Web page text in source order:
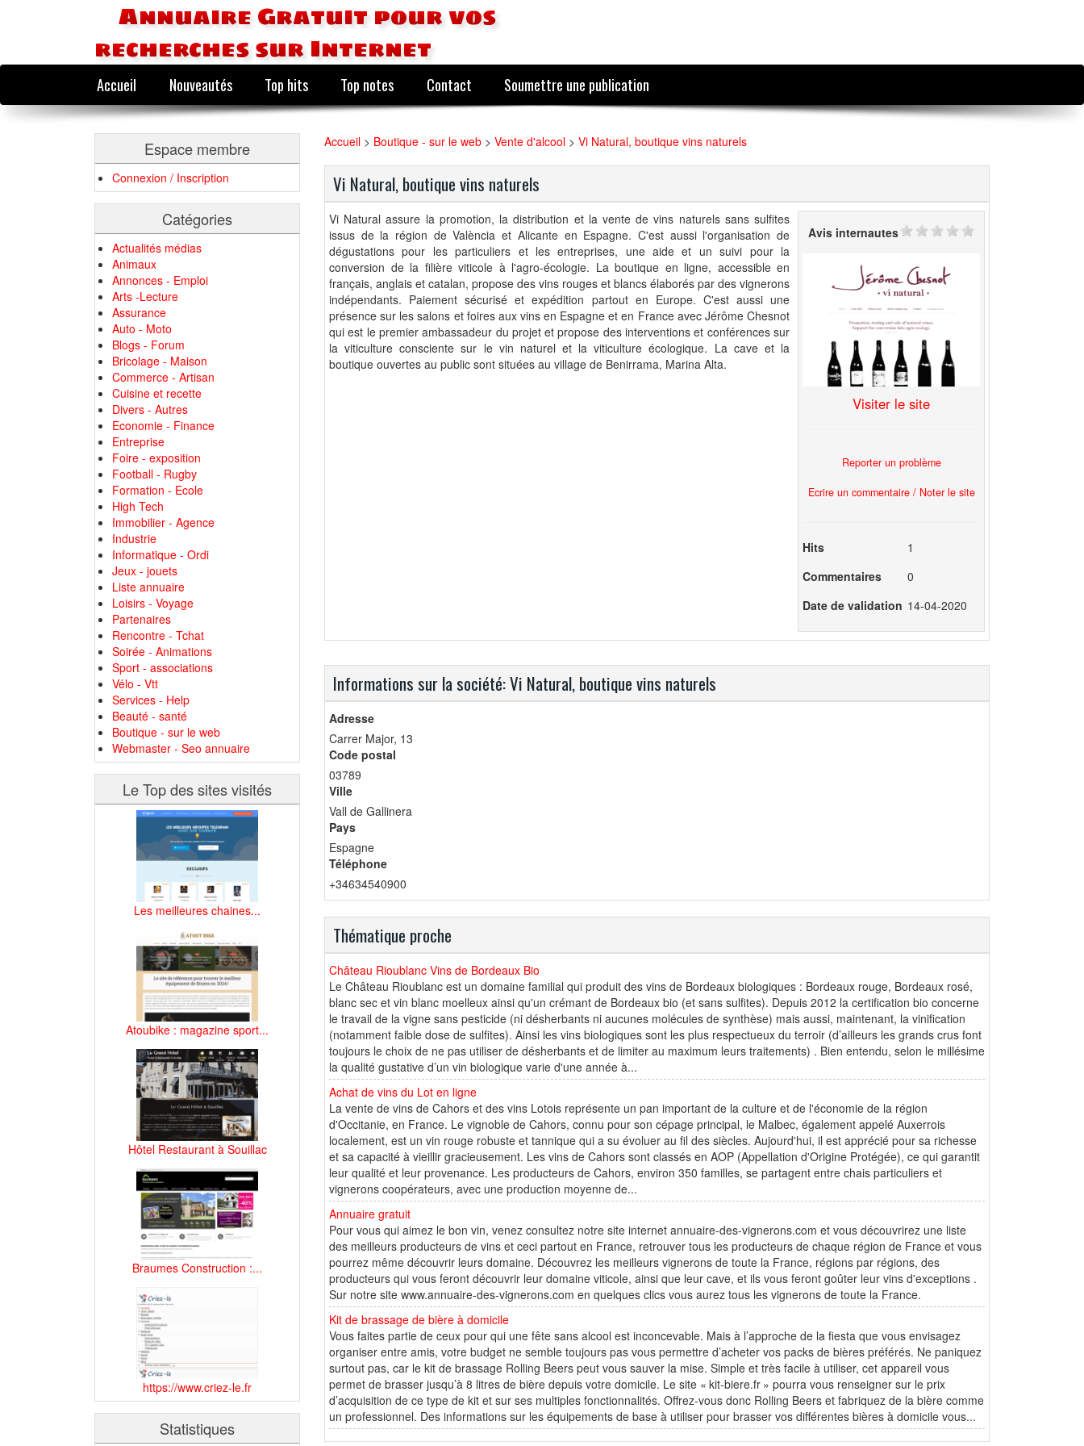
Annuaire Gratuit pour vos
recherches sur Internet
Accueil Nouveautés Top hits Top notes Contact Soumettre une publication
Espace membre
Connexion / Inscription
Catégories
Actualités médias
Animaux
Annonces - Emploi
Arts -Lecture
Assurance
Auto - Moto
Blogs - Forum
Bricolage - Maison
Commerce - Artisan
Cuisine et recette
Divers - Autres
Economie - Finance
Entreprise
Foire - exposition
Football - Rugby
Formation - Ecole
High Tech
Immobilier - Agence
Industrie
Informatique - Ordi
Jeux - jouets
Liste annuaire
Loisirs - Voyage
Partenaires
Rencontre - Tchat
Soirée - Animations
Sport - associations
Vélo - Vtt
Services - Help
Beauté - santé
Boutique - sur le web
Webmaster - Seo annuaire
Le Top des sites visités
Les meilleures chaines...
Atoubike : magazine sport...
Hôtel Restaurant à Souillac
Braumes Construction :...
https://www.criez-le.fr
Statistiques
Accueil > Boutique - sur le web > Vente d'alcool > Vi Natural, boutique vins naturels
Vi Natural, boutique vins naturels
Vi Natural assure la promotion, la distribution et la vente de vins naturels sans sulfites
issus de la région de València et Alicante en Espagne. C'est aussi l'organisation de
dégustations pour les particuliers et les entreprises, une aide et un suivi pour la
conversion de la filière viticole à l'agro-écologie. La boutique en ligne, accessible en
français, anglais et catalan, propose des vins rouges et blancs élaborés par des vignerons
indépendants. Paiement sécurisé et expédition partout en Europe. C'est aussi une
présence sur les salons et foires aux vins en Espagne et en France avec Jérôme Chesnot
qui est le premier ambassadeur du projet et propose des interventions et conférences sur
la viticulture consciente sur le vin naturel et la viticulture écologique. La cave et la
boutique ouvertes au public sont situées au village de Benirrama, Marina Alta.
Avis internautes
Visiter le site
Reporter un problème
Ecrire un commentaire / Noter le site
Hits
1
Commentaires
0
Date de validation 14-04-2020
Informations sur la société: Vi Natural, boutique vins naturels
Adresse
Carrer Major, 13
Code postal
03789
Ville
Vall de Gallinera
Pays
Espagne
Téléphone
+34634540900
Thématique proche
Château Rioublanc Vins de Bordeaux Bio
Le Château Rioublanc est un domaine familial qui produit des vins de Bordeaux biologiques : Bordeaux rouge, Bordeaux rosé,
blanc sec et vin blanc moelleux ainsi qu'un crémant de Bordeaux bio (et sans sulfites). Depuis 2012 la certification bio concerne
le travail de la vigne sans pesticide (ni désherbants ni aucunes molécules de synthèse) mais aussi, maintenant, la vinification
(notamment faible dose de sulfites). Ainsi les vins biologiques sont les plus respectueux du terroir (d’ailleurs les grands crus font
toujours le choix de ne pas utiliser de désherbants et de limiter au maximum leurs traitements) . Bien entendu, selon le millésime
la qualité gustative d’un vin biologique varie d'une année à...
Achat de vins du Lot en ligne
La vente de vins de Cahors et des vins Lotois représente un pan important de la culture et de l'économie de la région
d'Occitanie, en France. Le vignoble de Cahors, connu pour son cépage principal, le Malbec, également appelé Auxerrois
localement, est un vin rouge robuste et tannique qui a su évoluer au fil des siècles. Aujourd'hui, il est apprécié pour sa richesse
et sa capacité à vieillir gracieusement. Les vins de Cahors sont classés en AOP (Appellation d'Origine Protégée), ce qui garantit
leur qualité et leur provenance. Les producteurs de Cahors, environ 350 familles, se partagent entre chais particuliers et
vignerons coopérateurs, avec une production moyenne de...
Annuaire gratuit
Pour vous qui aimez le bon vin, venez consultez notre site internet annuaire-des-vignerons.com et vous découvrirez une liste
des meilleurs producteurs de vins et ceci partout en France, retrouver tous les producteurs de chaque région de France et vous
pourrez même découvrir leurs domaine. Découvrez les meilleurs vignerons de toute la France, régions par régions, des
producteurs qui vous feront découvrir leur domaine viticole, ainsi que leur cave, et ils vous feront goûter leur vins d'exceptions .
Sur notre site www.annuaire-des-vignerons.com en quelques clics vous aurez tous les vignerons de toute la France.
Kit de brassage de bière à domicile
Vous faites partie de ceux pour qui une fête sans alcool est inconcevable. Mais à l’approche de la fiesta que vous envisagez
organiser entre amis, votre budget ne semble toujours pas vous permettre d’acheter vos packs de bières préférés. Ne paniquez
surtout pas, car le kit de brassage Rolling Beers peut vous sauver la mise. Simple et très facile à utiliser, cet appareil vous
permet de brasser jusqu’à 8 litres de bière depuis votre domicile. Le site « kit-biere.fr » pourra vous renseigner sur le prix
d’acquisition de ce type de kit et sur ses multiples fonctionnalités. Offrez-vous donc Rolling Beers et fabriquez de la bière comme
un professionnel. Des informations sur les équipements de base à utiliser pour brasser vos différentes bières à domicile vous...